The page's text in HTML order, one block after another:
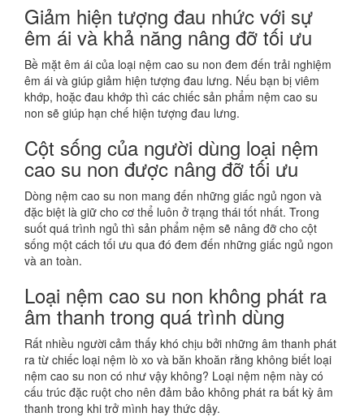
Giảm hiện tượng đau nhức với sự
êm ái và khả năng nâng đỡ tối ưu
Bề mặt êm ái của loại nệm cao su non đem đến trải nghiệm
êm ái và giúp giảm hiện tượng đau lưng. Nếu bạn bị viêm
khớp, hoặc đau khớp thì các chiếc sản phẩm nệm cao su
non sẽ giúp hạn chế hiện tượng đau lưng.
Cột sống của người dùng loại nệm
cao su non được nâng đỡ tối ưu
Dòng nệm cao su non mang đến những giấc ngủ ngon và
đặc biệt là giữ cho cơ thể luôn ở trạng thái tốt nhất. Trong
suốt quá trình ngủ thì sản phẩm nệm sẽ nâng đỡ cho cột
sống một cách tối ưu qua đó đem đến những giấc ngủ ngon
và an toàn.
Loại nệm cao su non không phát ra
âm thanh trong quá trình dùng
Rất nhiều người cảm thấy khó chịu bởi những âm thanh phát
ra từ chiếc loại nệm lò xo và băn khoăn rằng không biết loại
nệm cao su non có như vậy không? Loại nệm nệm này có
cấu trúc đặc ruột cho nên đảm bảo không phát ra bất kỳ âm
thanh trong khi trở mình hay thức dậy.